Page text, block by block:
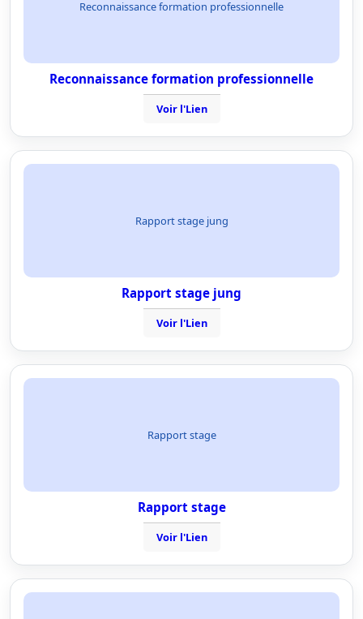
Reconnaissance formation professionnelle
Reconnaissance formation professionnelle
Voir l'Lien
Rapport stage jung
Rapport stage jung
Voir l'Lien
Rapport stage
Rapport stage
Voir l'Lien